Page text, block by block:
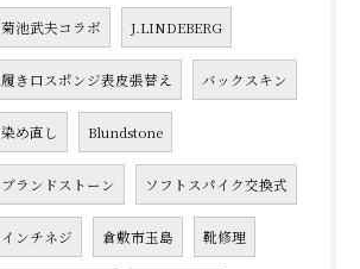
菊池武夫コラボ J.LINDEBERG
履き口スポンジ表皮張替え バックスキン
染め直し Blundstone
ブランドストーン ソフトスパイク交換式
インチネジ 倉敷市玉島 靴修理